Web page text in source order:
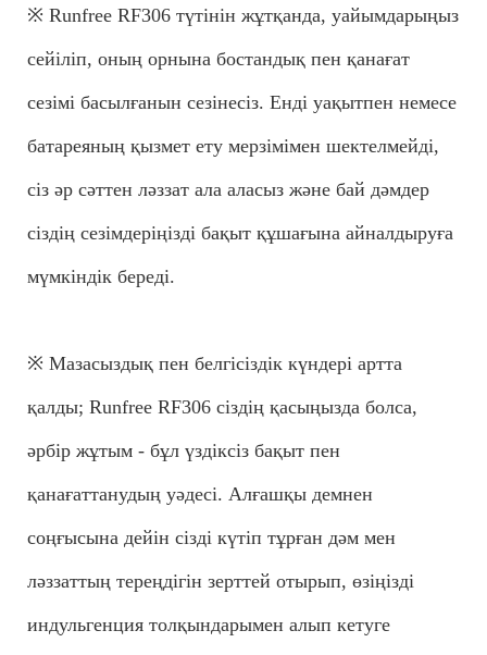
※ Runfree RF306 түтінін жұтқанда, уайымдарыңыз
сейіліп, оның орнына бостандық пен қанағат
сезімі басылғанын сезінесіз. Енді уақытпен немесе
батареяның қызмет ету мерзімімен шектелмейді,
сіз әр сәттен ләззат ала аласыз және бай дәмдер
сіздің сезімдеріңізді бақыт құшағына айналдыруға
мүмкіндік береді.
※ Мазасыздық пен белгісіздік күндері артта
қалды; Runfree RF306 сіздің қасыңызда болса,
әрбір жұтым - бұл үздіксіз бақыт пен
қанағаттанудың уәдесі. Алғашқы демнен
соңғысына дейін сізді күтіп тұрған дәм мен
ләззаттың тереңдігін зерттей отырып, өзіңізді
индульгенция толқындарымен алып кетуге